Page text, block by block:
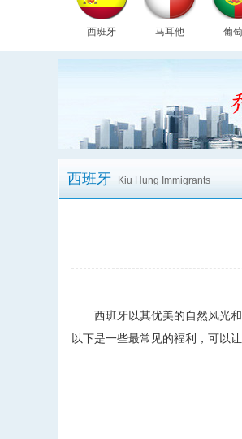
西班牙 马耳他 葡
西班牙 Kiu Hung Immigrants
西班牙以其优美的自然风光和
以下是一些最常见的福利，可以让